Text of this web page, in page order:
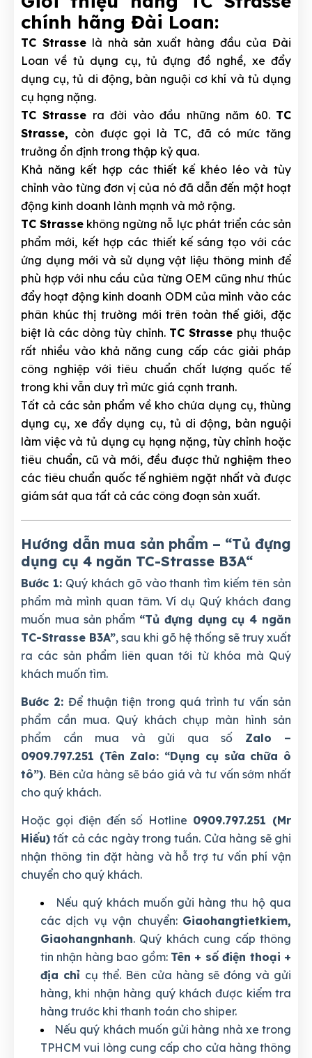
chính hãng Đài Loan:
TC Strasse là nhà sản xuất hàng đầu của Đài
Loan về tủ dụng cụ, tủ đựng đồ nghề, xe đẩy
dụng cụ, tủ di động, bàn nguội cơ khí và tủ dụng
cụ hạng nặng.
TC Strasse ra đời vào đầu những năm 60. TC
Strasse, còn được gọi là TC, đã có mức tăng
trưởng ổn định trong thập kỷ qua.
Khả năng kết hợp các thiết kế khéo léo và tùy
chỉnh vào từng đơn vị của nó đã dẫn đến một hoạt
động kinh doanh lành mạnh và mở rộng.
TC Strasse không ngừng nỗ lực phát triển các sản
phẩm mới, kết hợp các thiết kế sáng tạo với các
ứng dụng mới và sử dụng vật liệu thông minh để
phù hợp với nhu cầu của từng OEM cũng như thúc
đẩy hoạt động kinh doanh ODM của mình vào các
phân khúc thị trường mới trên toàn thế giới, đặc
biệt là các dòng tùy chỉnh. TC Strasse phụ thuộc
rất nhiều vào khả năng cung cấp các giải pháp
công nghiệp với tiêu chuẩn chất lượng quốc tế
trong khi vẫn duy trì mức giá cạnh tranh.
Tất cả các sản phẩm về kho chứa dụng cụ, thùng
dụng cụ, xe đẩy dụng cụ, tủ di động, bàn nguội
làm việc và tủ dụng cụ hạng nặng, tùy chỉnh hoặc
tiêu chuẩn, cũ và mới, đều được thử nghiệm theo
các tiêu chuẩn quốc tế nghiêm ngặt nhất và được
giám sát qua tất cả các công đoạn sản xuất.
Hướng dẫn mua sản phẩm – “Tủ đựng
dụng cụ 4 ngăn TC-Strasse B3A“
Bước 1:Quý khách gõ vào thanh tìm kiếm tên sản
phẩm mà mình quan tâm. Ví dụ Quý khách đang
muốn mua sản phẩm “Tủ đựng dụng cụ 4 ngăn
TC-Strasse B3A”, sau khi gõ hệ thống sẽ truy xuất
ra các sản phẩm liên quan tới từ khóa mà Quý
khách muốn tìm.
Bước 2: Để thuận tiện trong quá trình tư vấn sản
phẩm cần mua. Quý khách chụp màn hình sản
phẩm cần mua và gửi qua số Zalo –
0909.797.251 (Tên Zalo: “Dụng cụ sửa chữa ô
tô”). Bên cửa hàng sẽ báo giá và tư vấn sớm nhất
cho quý khách.
Hoặc gọi điện đến số Hotline 0909.797.251 (Mr
Hiếu) tất cả các ngày trong tuần. Cửa hàng sẽ ghi
nhận thông tin đặt hàng và hỗ trợ tư vấn phí vận
chuyển cho quý khách.
Nếu quý khách muốn gửi hàng thu hộ qua
các dịch vụ vận chuyển: Giaohangtietkiem,
Giaohangnhanh. Quý khách cung cấp thông
tin nhận hàng bao gồm: Tên + số điện thoại +
địa chỉ cụ thể. Bên cửa hàng sẽ đóng và gửi
hàng, khi nhận hàng quý khách được kiểm tra
hàng trước khi thanh toán cho shiper.
Nếu quý khách muốn gửi hàng nhà xe trong
TPHCM vui lòng cung cấp cho cửa hàng thông